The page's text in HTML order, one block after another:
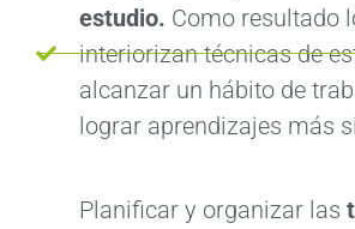
estudio. Como resultado
interiorizan técnicas de
alcanzar un hábito de
lograr aprendizajes más
Planificar y organizar las